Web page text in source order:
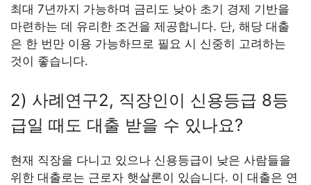
최대 7년까지 가능하며 금리도 낮아 초기 경제 기반을
마련하는 데 유리한 조건을 제공합니다. 단, 해당 대출
은 한 번만 이용 가능하므로 필요 시 신중히 고려하는
것이 좋습니다.
2) 사례연구2, 직장인이 신용등급 8등
급일 때도 대출 받을 수 있나요?
현재 직장을 다니고 있으나 신용등급이 낮은 사람들을
위한 대출로는 근로자 햇살론이 있습니다. 이 대출은 연